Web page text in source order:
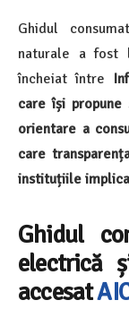
Ghidul
naturale a fost
încheiat între
care își
orientare a
care
instituțiile
Ghidul
electrică
accesat